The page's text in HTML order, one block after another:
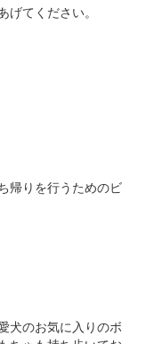
てください。
帰りを行うためのビ
犬のお気に入りのボ